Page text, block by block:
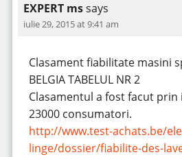
EXPERT mssays
iulie 29, 2015 at 9:41 am
Clasament fiabilitate masini
BELGIA TABELUL NR 2
Clasamentul a fost facut prin
23000 consumatori.
http://www.test-achats.be/
linge/dossier/fiabilite-des-